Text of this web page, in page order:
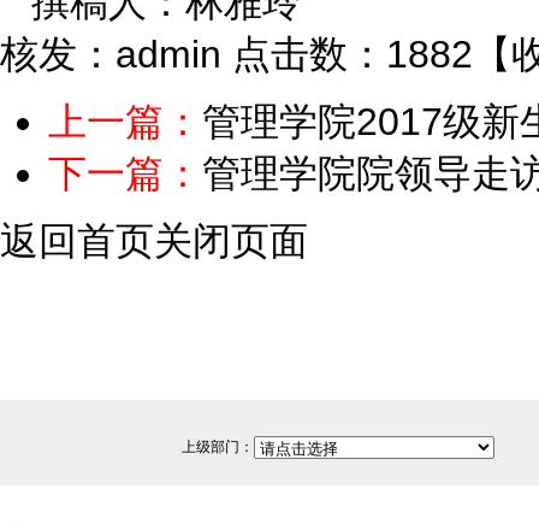
核发：admin 点击数：1882 【
上一篇： 管理学院2017级新
下一篇： 管理学院院领导走
返回首页关闭页面
上级部门：